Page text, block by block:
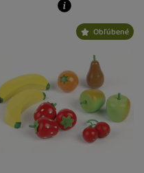
Kdy zboží dostanete?
Osobný odber vo výdajnom mieste
Obľúbené